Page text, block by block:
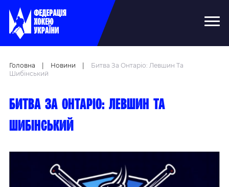
Головна Новини
Битва За Онтаріо: Левшин Та
Шибінський
Битва за Онтаріо: Левшин та
Шибінський